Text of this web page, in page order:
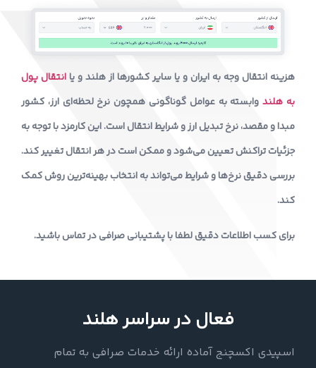
هزینه انتقال وجه به ایران و یا سایر کشورها از هلند و یا انتقال پول
به هلندوابسته به عوامل گوناگونی همچون نرخ لحظه‌ای ارز، کشور
مبدا و مقصد، نرخ تبدیل ارز و شرایط انتقال است. این کارمزد با توجه به
جزئیات تراکنش تعیین می‌شود و ممکن است در هر انتقال تغییر کند.
بررسی دقیق نرخ‌ها و شرایط می‌تواند به انتخاب بهینه‌ترین روش کمک
کند.
برای کسب اطلاعات دقیق لطفا با پشتیبانی صرافی در تماس باشید.
فعال در سراسر هلند
اسپیدی اکسچنج آماده ارائه خدمات صرافی به تمام